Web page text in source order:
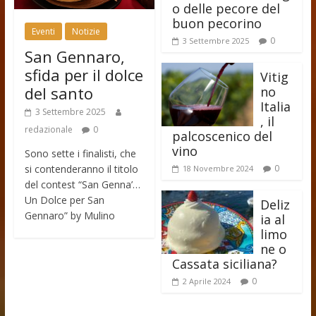
Eventi Notizie
San Gennaro,
sfida per il dolce
del santo
3 Settembre 2025
redazionale
0
Sono sette i finalisti, che
si contenderanno il titolo
del contest “San Genna’…
Un Dolce per San
Gennaro” by Mulino
o delle pecore del
buon pecorino
3 Settembre 2025 0
Vitig
no
Italia
, il
palcoscenico del
vino
18 Novembre 2024 0
Deliz
ia al
limo
ne o
Cassata siciliana?
2 Aprile 2024 0